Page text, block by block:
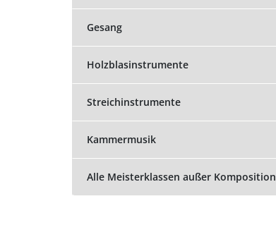
Gesang
Holzblasinstrumente
Streichinstrumente
Kammermusik
Alle Meisterklassen außer Komposition